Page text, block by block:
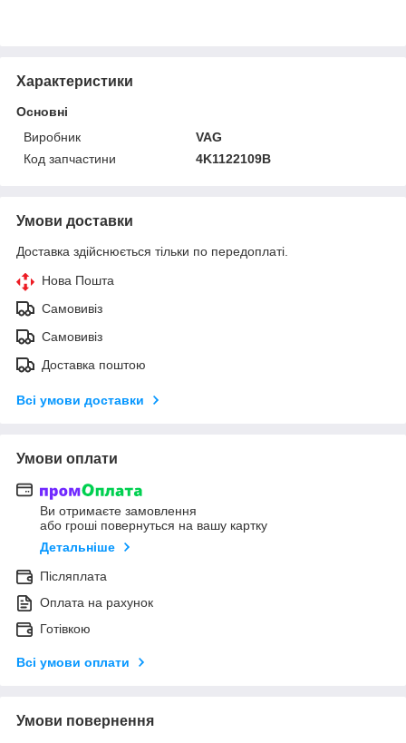
Характеристики
Основні
Виробник
VAG
Код запчастини
4K1122109B
Умови доставки
Доставка здійснюється тільки по передоплаті.
Нова Пошта
Самовивіз
Самовивіз
Доставка поштою
Всі умови доставки
Умови оплати
Ви отримаєте замовлення
або гроші повернуться на вашу картку
Детальніше
Післяплата
Оплата на рахунок
Готівкою
Всі умови оплати
Умови повернення